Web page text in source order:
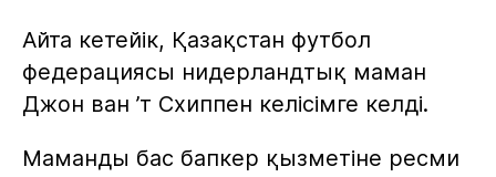
Айта кетейік, Қазақстан футбол
федерациясы нидерландтық маман
Джон ван ’т Схиппен келісімге келді.
Маманды бас бапкер қызметіне ресми